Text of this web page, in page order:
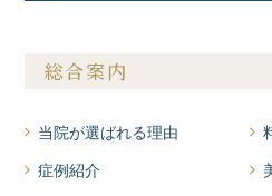
総合案内
当院が選ばれる理由
症例紹介